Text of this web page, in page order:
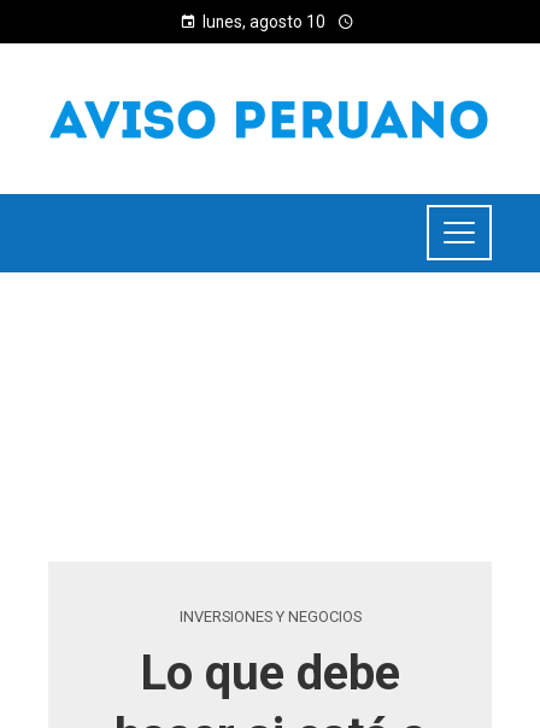
lunes, agosto 10
INVERSIONES Y NEGOCIOS
Lo que debe